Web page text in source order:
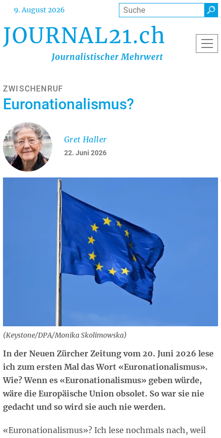
Direkt
Inhalt
9. August 2026 Suche
ZWISCHENRUF
Euronationalismus?
22. Juni 2026
Gret Haller
(Keystone/DPA/Monika Skolimowska)
In der Neuen Zürcher Zeitung vom 20. Juni 2026 lese
ich zum ersten Mal das Wort «Euronationalismus».
Wie? Wenn es «Euronationalismus» geben würde,
wäre die Europäische Union obsolet. So war sie nie
gedacht und so wird sie auch nie werden.
«Euronationalismus»? Ich lese nochmals nach, weil